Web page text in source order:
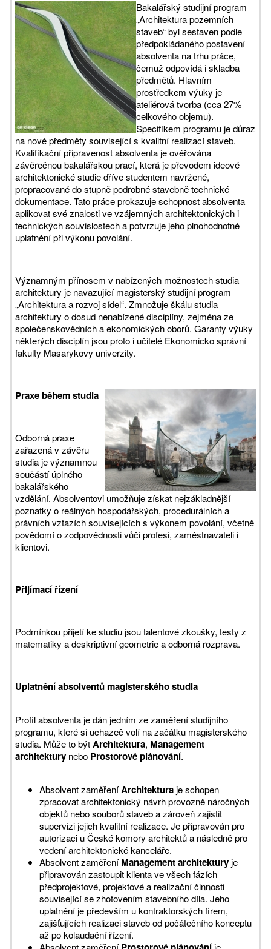
Bakalářský studijní program
„Architektura pozemních
staveb“ byl sestaven podle
předpokládaného postavení
absolventa na trhu práce,
čemuž odpovídá i skladba
předmětů. Hlavním
prostředkem výuky je
ateliérová tvorba (cca 27%
celkového objemu).
Specifikem programu je důraz
na nové předměty související s kvalitní realizací staveb.
Kvalifikační připravenost absolventa je ověřována
závěrečnou bakalářskou prací, která je převodem ideové
architektonické studie dříve studentem navržené,
propracované do stupně podrobné stavebně technické
dokumentace. Tato práce prokazuje schopnost absolventa
aplikovat své znalosti ve vzájemných architektonických i
technických souvislostech a potvrzuje jeho plnohodnotné
uplatnění při výkonu povolání.
Významným přínosem v nabízených možnostech studia
architektury je navazující magisterský studijní program
„Architektura a rozvoj sídel“. Zmnožuje škálu studia
architektury o dosud nenabízené disciplíny, zejména ze
společenskovědních a ekonomických oborů. Garanty výuky
některých disciplín jsou proto i učitelé Ekonomicko správní
fakulty Masarykovy univerzity.
Praxe během studia
Odborná praxe
zařazená v závěru
studia je významnou
součástí úplného
bakalářského
vzdělání. Absolventovi umožňuje získat nejzákladnější
poznatky o reálných hospodářských, procedurálních a
právních vztazích souvisejících s výkonem povolání, včetně
povědomí o zodpovědnosti vůči profesi, zaměstnavateli i
klientovi.
Přijímací řízení
Podmínkou přijetí ke studiu jsou talentové zkoušky, testy z
matematiky a deskriptivní geometrie a odborná rozprava.
Uplatnění absolventů magisterského studia
Profil absolventa je dán jedním ze zaměření studijního
programu, které si uchazeč volí na začátku magisterského
studia. Může to býtArchitektura, Management
architektury nebo Prostorové plánování.
Absolvent zaměřeníArchitektura je schopen
zpracovat architektonický návrh provozně náročných
objektů nebo souborů staveb a zároveň zajistit
supervizi jejich kvalitní realizace. Je připravován pro
autorizaci u České komory architektů a následně pro
vedení architektonické kanceláře.
Absolvent zaměřeníManagement architektury je
připravován zastoupit klienta ve všech fázích
předprojektové, projektové a realizační činnosti
související se zhotovením stavebního díla. Jeho
uplatnění je především u kontraktorských firem,
zajišťujících realizaci staveb od počátečního konceptu
až po kolaudační řízení.